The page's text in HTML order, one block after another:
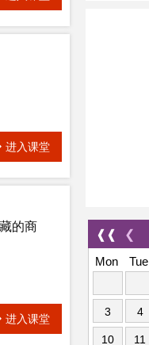
进入课堂
的商
进入课堂
❰❰ ❮
Mon
Tue
3 4
10 11